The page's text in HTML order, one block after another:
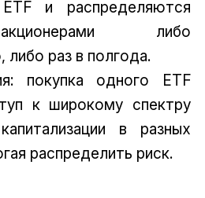
и распределяются
либо
либо раз в полгода.
покупка одного ETF
к широкому спектру
в разных
распределить риск.